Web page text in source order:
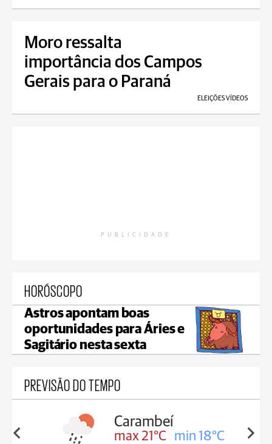
Moro ressalta
importância dos Campos
Gerais para o Paraná
ELEIÇÕES VÍDEOS
PUBLICIDADE
HORÓSCOPO
Astros apontam boas
oportunidades para Áries e
Sagitário nesta sexta
PREVISÃO DO TEMPO
18°C
Carambeí
max 21°C min 18°C